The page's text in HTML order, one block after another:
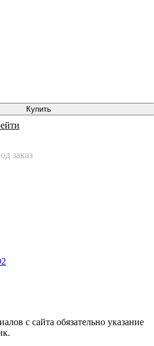
Купить
заказ
с сайта обязательно указание